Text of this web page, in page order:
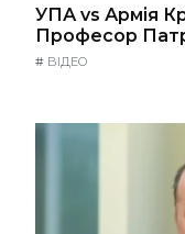
УПА vs Армія
Професор
# ВІДЕО